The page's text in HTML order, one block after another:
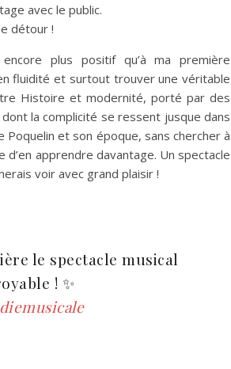
avec le public.
détour !
plus positif qu’à ma première
fluidité et surtout trouver une véritable
Histoire et modernité, porté par des
la complicité se ressent jusque dans
Poquelin et son époque, sans chercher à
d’en apprendre davantage. Un spectacle
voir avec grand plaisir !
le spectacle musical
! ✨